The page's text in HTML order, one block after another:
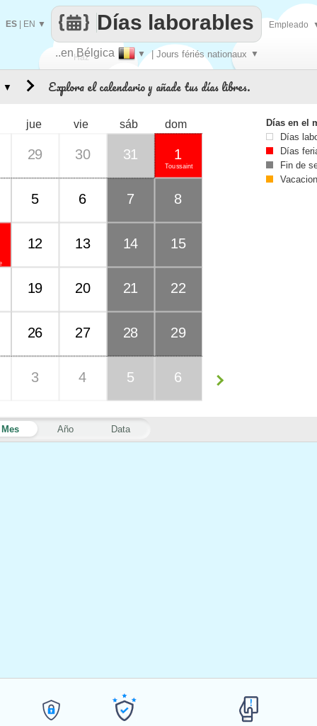
Haz
..en Bélgica ▼ | Jours fériés nationaux ▼
Días laborables
ES EN ▼ Empleado
Explora el calendario y añade tus días libres.
Mes Año Data
jue vie sáb dom
29 30 31
Toussaint
1
5 6 7 8
12 13 14 15
19 20 21 22
26 27 28 29
3 4 5 6
▼
Días en el
Días
Días
Fin de